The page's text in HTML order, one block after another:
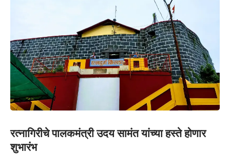
रत्नागिरीचे पालकमंत्री उदय सामंत यांच्या हस्ते होणार
शुभारंभ